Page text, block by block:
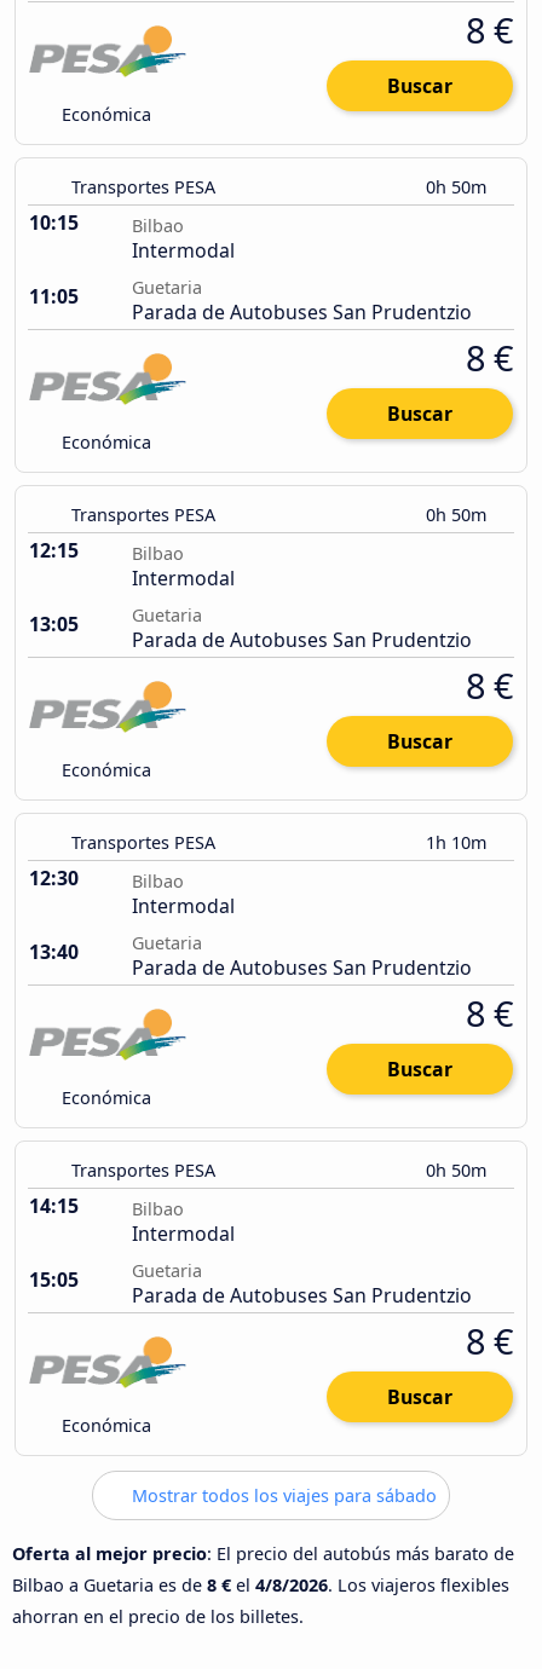
Económica
8 €
Buscar
Transportes PESA 0h 50m
10:15 Bilbao
Intermodal
11:05
Guetaria
Parada de Autobuses San Prudentzio
Económica
8 €
Buscar
Transportes PESA 0h 50m
12:15 Bilbao
Intermodal
13:05
Guetaria
Parada de Autobuses San Prudentzio
Económica
8 €
Buscar
Transportes PESA 1h 10m
12:30 Bilbao
Intermodal
13:40
Guetaria
Parada de Autobuses San Prudentzio
Económica
8 €
Buscar
Transportes PESA 0h 50m
14:15 Bilbao
Intermodal
15:05
Guetaria
Parada de Autobuses San Prudentzio
Económica
8 €
Buscar
Mostrar todos los viajes para sábado
Oferta al mejor precio: El precio del autobús más barato de
Bilbao a Guetaria es de 8 € el 4/8/2026. Los viajeros flexibles
ahorran en el precio de los billetes.